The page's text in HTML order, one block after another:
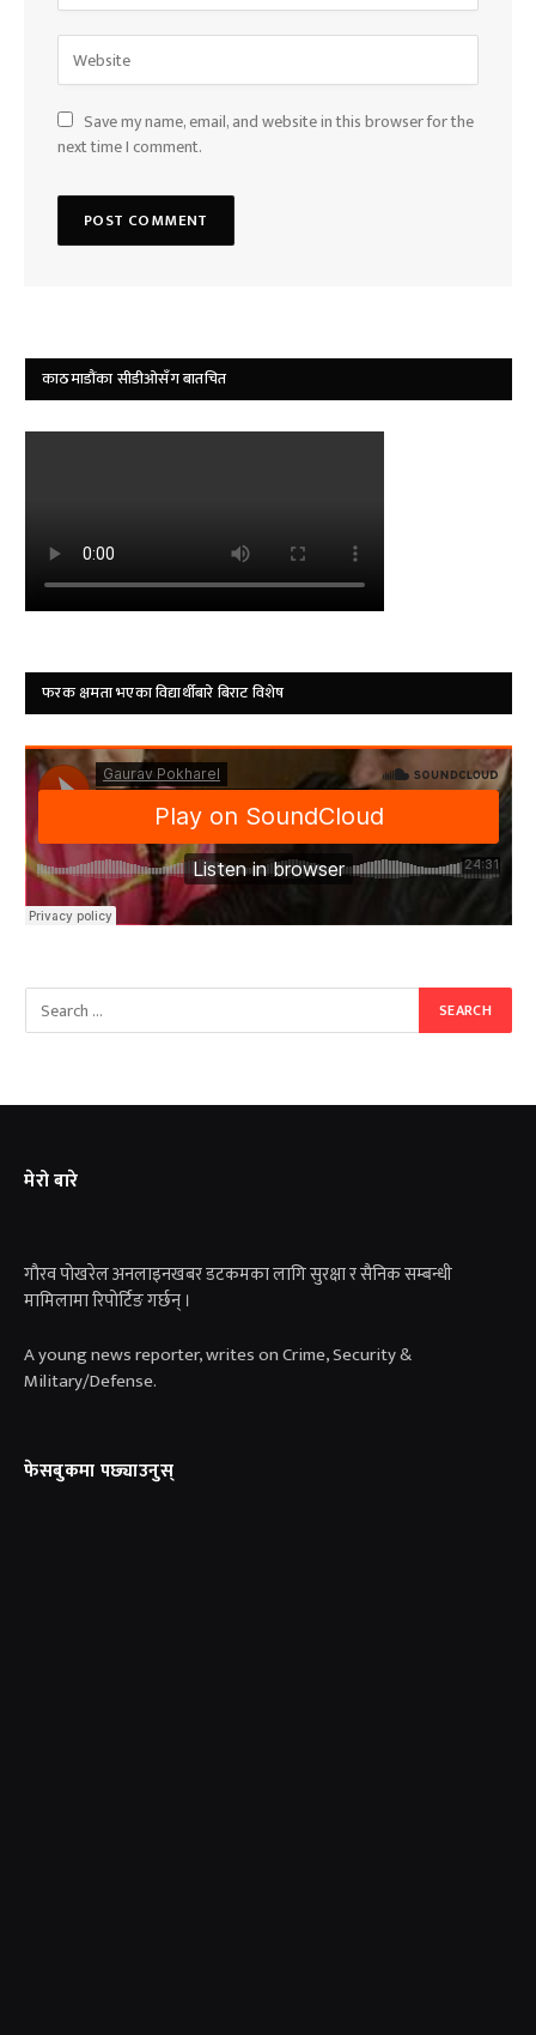
Save my name, email, and website in this browser for the
next time I comment.
काठमाडौंका सीडीओसँग बातचित
फरक क्षमता भएका विद्यार्थीबारे बिराट विशेष
मेरो बारे
गाैरव पोखरेल अनलाइनखबर डटकमका लागि सुरक्षा र सैनिक सम्बन्धी
मामिलामा रिपोर्टिङ गर्छन् ।
A young news reporter, writes on Crime, Security &
Military/Defense.
फेसबुकमा पछ्याउनुस्